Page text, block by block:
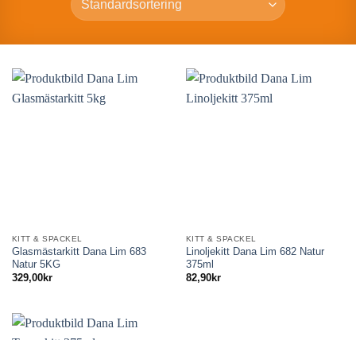
KITT & SPACKEL
Glasmästarkitt Dana Lim 683
Natur 5KG
329,00kr
KITT & SPACKEL
Linoljekitt Dana Lim 682 Natur
375ml
82,90kr